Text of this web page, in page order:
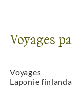
Voyages
Voyages
Laponie